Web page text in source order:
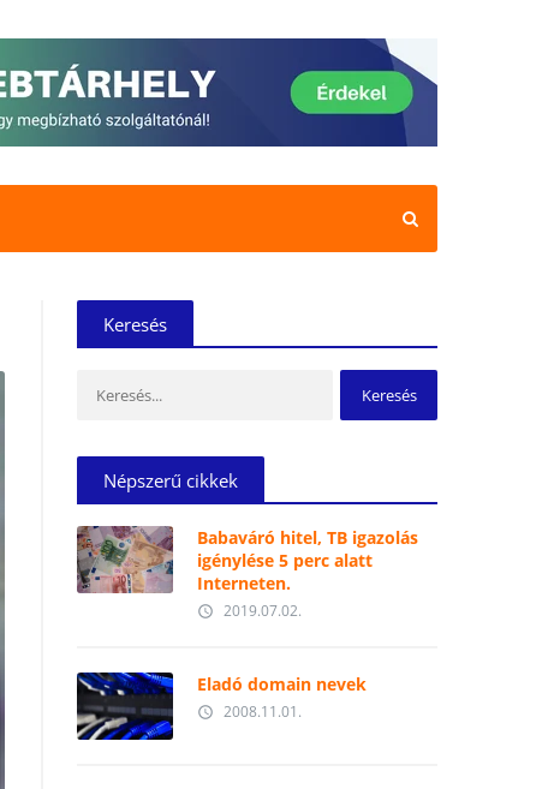
Keresés
Népszerű cikkek
Babaváró hitel, TB igazolás
igénylése 5 perc alatt
Interneten.
access_time 2019.07.02.
Eladó domain nevek
access_time 2008.11.01.